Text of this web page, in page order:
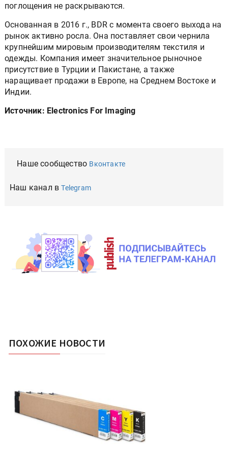
поглощения не раскрываются.
Основанная в 2016 г., BDR с момента своего выхода на
рынок активно росла. Она поставляет свои чернила
крупнейшим мировым производителям текстиля и
одежды. Компания имеет значительное рыночное
присутствие в Турции и Пакистане, а также
наращивает продажи в Европе, на Среднем Востоке и
Индии.
Источник: Electronics For Imaging
Наше сообщество Вконтакте
Наш канал вTelegram
ПОХОЖИЕ НОВОСТИ